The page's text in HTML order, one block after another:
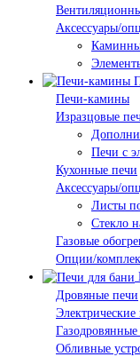
Аксессуары/
Печи-камины
Изразцовые
Печи с
Кухонные печи
Аксессуары/
Листы
Стекло
Газовые
Опции/
Дровяные печи
Электрические
Газодровянные
Обливные